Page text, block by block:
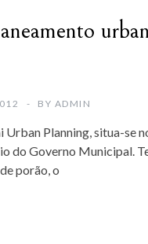
BY ADMIN
Urban Planning, situa-se
do Governo Municipal.
porão, o